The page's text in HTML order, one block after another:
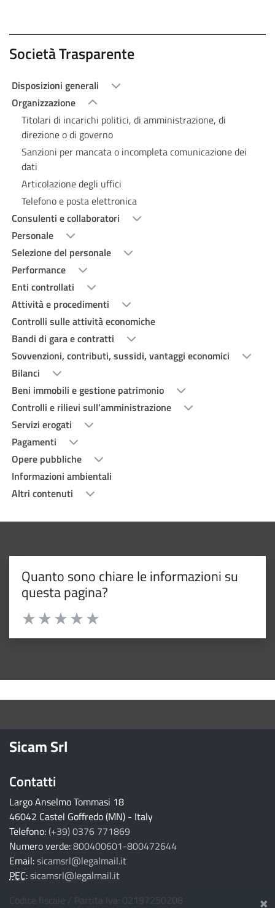
×
Società Trasparente
Disposizioni generali
Organizzazione
Titolari di incarichi politici, di amministrazione, di
direzione o di governo
Sanzioni per mancata o incompleta comunicazione dei
dati
Articolazione degli uffici
Telefono e posta elettronica
Consulenti e collaboratori
Personale
Selezione del personale
Performance
Enti controllati
Attività e procedimenti
Controlli sulle attività economiche
Bandi di gara e contratti
Sovvenzioni, contributi, sussidi, vantaggi economici
Bilanci
Beni immobili e gestione patrimonio
Controlli e rilievi sull’amministrazione
Servizi erogati
Pagamenti
Opere pubbliche
Informazioni ambientali
Altri contenuti
Quanto sono chiare le informazioni su
questa pagina?
Valuta da 1 a 5 stelle la pagina
Sicam Srl
Contatti
Largo Anselmo Tommasi 18
46042 Castel Goffredo (MN) - Italy
Telefono:(+39) 0376 771869
Numero verde:800400601-800472644
Email:sicamsrl@legalmail.it
PEC:sicamsrl@legalmail.it